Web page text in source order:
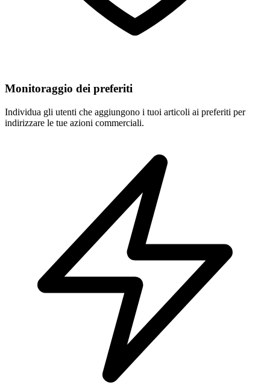
Monitoraggio dei preferiti
Individua gli utenti che aggiungono i tuoi articoli ai preferiti per
indirizzare le tue azioni commerciali.